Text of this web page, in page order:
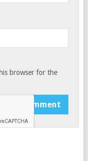
browser for the